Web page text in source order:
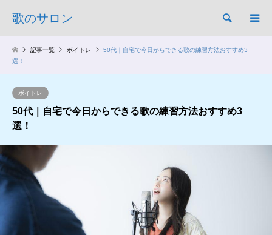
歌のサロン 検索
記事一覧 ボイトレ
50代｜自宅で今日からできる歌の練習方法おすすめ3
選！
ボイトレ
50代｜自宅で今日からできる歌の練習方法おすすめ3
選！